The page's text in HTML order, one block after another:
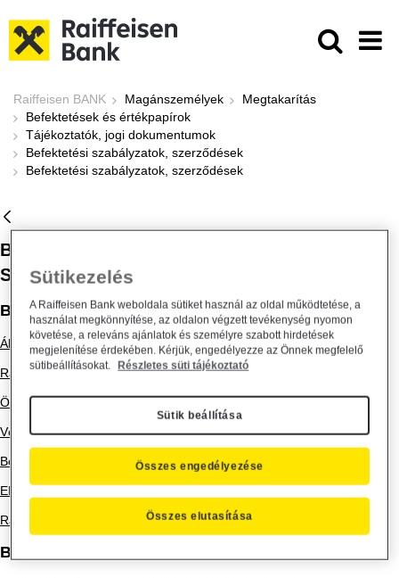
Befektetési szabályzatok,
Raiffeisen BANK Magánszemélyek
Megtakarítás
Befektetések és értékpapírok
Tájékoztatók, jogi dokumentumok
Befektetési szabályzatok, szerződések
Befektetési szabályzatok, szerződések
BEFEKTETÉSI SZABÁLYZATOK,
SZERZŐDÉSEK
Befektetési szabályzatok, tájékoztatók
Általános Üzleti Feltételek
Raiffeisen Bank Zrt. Befektetési Szolgáltatási Üzletszabályzat
Összeférhetetlenségi politika
Végrehajtási Politika
Befektetési tájékoztató, MiFID
EMIR - Kötelezettségek derivatív ügyletekhez
Raiffeisen Bank Zrt. Panaszkezelési Szabályzat
Befektetési szerződések
Sütikezelés
A Raiffeisen Bank weboldala sütiket használ az oldal működtetése, a
használat megkönnyítése, az oldalon végzett tevékenység nyomon
követése, a releváns ajánlatok és személyre szabott hirdetések
megjelenítése érdekében. Kérjük, engedélyezze az Önnek megfelelő
sütibeállításokat.
Részletes süti tájékoztató
Sütik beállítása
Összes elutasítása
Összes engedélyezése